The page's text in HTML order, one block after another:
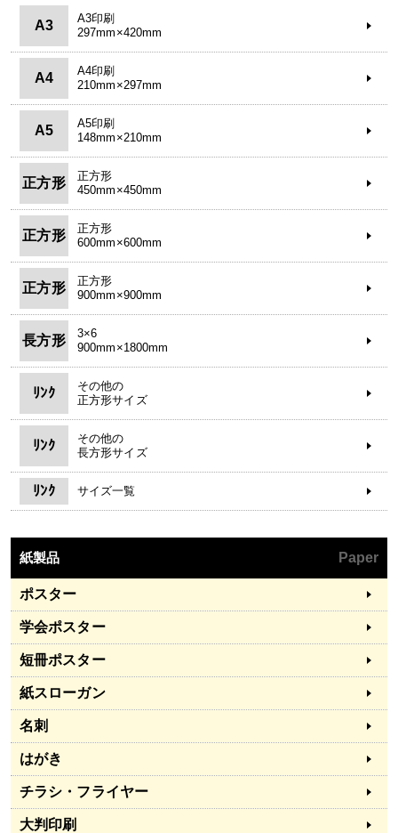
A3
A3印刷
297mm×420mm
A4
A4印刷
210mm×297mm
A5
A5印刷
148mm×210mm
正方形
正方形
450mm×450mm
正方形
正方形
600mm×600mm
正方形
正方形
900mm×900mm
長方形
3×6
900mm×1800mm
ﾘﾝｸ
その他の
正方形サイズ
ﾘﾝｸ
その他の
長方形サイズ
ﾘﾝｸ サイズ一覧
紙製品 Paper
ポスター
学会ポスター
短冊ポスター
紙スローガン
名刺
はがき
チラシ・フライヤー
大判印刷